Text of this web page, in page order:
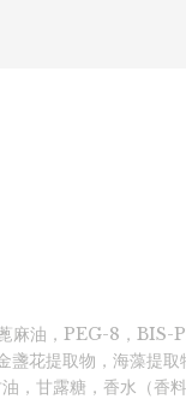
麻油，PEG-8，BIS-
盞花提取物，海藻提
，甘露糖，香水（香